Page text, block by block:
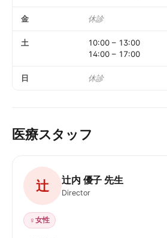
金 休診
土 10:00 – 13:00
14:00 – 17:00
日 休診
医療スタッフ
辻 辻内 優子 先生
Director
♀女性